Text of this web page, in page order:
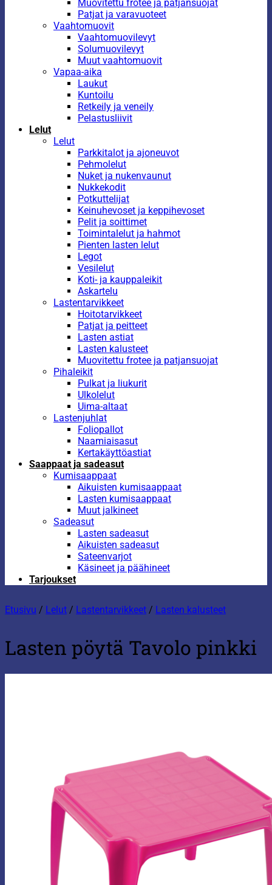
Muovitettu frotee ja patjansuojat
Patjat ja varavuoteet
Vaahtomuovit
Vaahtomuovilevyt
Solumuovilevyt
Muut vaahtomuovit
Vapaa-aika
Laukut
Kuntoilu
Retkeily ja veneily
Pelastusliivit
Lelut
Lelut
Parkkitalot ja ajoneuvot
Pehmolelut
Nuket ja nukenvaunut
Nukkekodit
Potkuttelijat
Keinuhevoset ja keppihevoset
Pelit ja soittimet
Toimintalelut ja hahmot
Pienten lasten lelut
Legot
Vesilelut
Koti- ja kauppaleikit
Askartelu
Lastentarvikkeet
Hoitotarvikkeet
Patjat ja peitteet
Lasten astiat
Lasten kalusteet
Muovitettu frotee ja patjansuojat
Pihaleikit
Pulkat ja liukurit
Ulkolelut
Uima-altaat
Lastenjuhlat
Foliopallot
Naamiaisasut
Kertakäyttöastiat
Saappaat ja sadeasut
Kumisaappaat
Aikuisten kumisaappaat
Lasten kumisaappaat
Muut jalkineet
Sadeasut
Lasten sadeasut
Aikuisten sadeasut
Sateenvarjot
Käsineet ja päähineet
Tarjoukset
Etusivu / Lelut / Lastentarvikkeet / Lasten kalusteet
Lasten pöytä Tavolo pinkki